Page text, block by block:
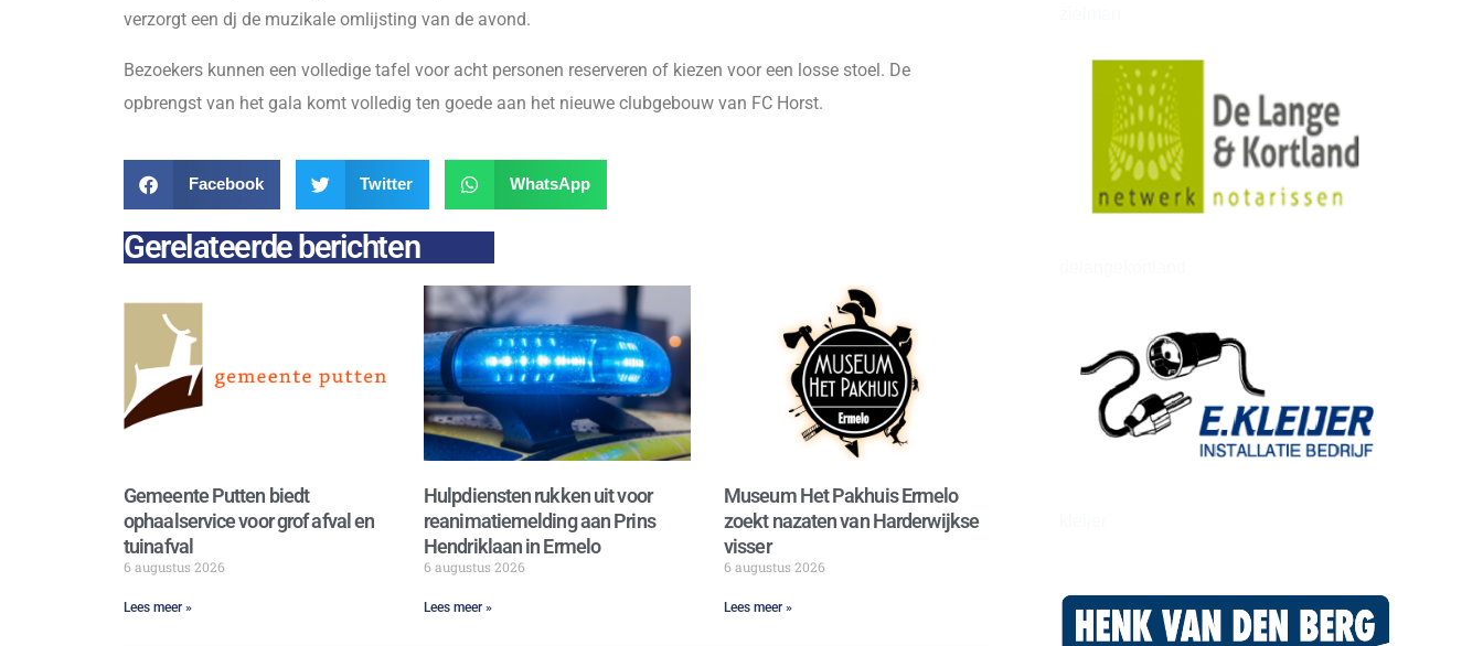
verzorgt een dj de muzikale omlijsting van de avond.
Bezoekers kunnen een volledige tafel voor acht personen reserveren of kiezen voor een losse stoel. De
opbrengst van het gala komt volledig ten goede aan het nieuwe clubgebouw van FC Horst.
Facebook Twitter WhatsApp
Gerelateerde berichten
Gemeente Putten biedt
ophaalservice voor grof afval en
tuinafval
6 augustus 2026
Lees meer »
Hulpdiensten rukken uit voor
reanimatiemelding aan Prins
Hendriklaan in Ermelo
6 augustus 2026
Lees meer »
Museum Het Pakhuis Ermelo
zoekt nazaten van Harderwijkse
visser
6 augustus 2026
Lees meer »